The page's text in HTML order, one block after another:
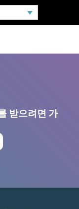
받으려면 가